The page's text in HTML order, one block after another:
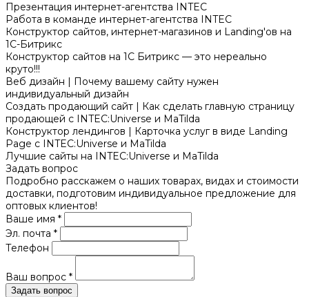
Презентация интернет-агентства INTEC
Работа в команде интернет-агентства INTEC
Конструктор сайтов, интернет-магазинов и Landing'ов на
1С-Битрикс
Конструктор сайтов на 1С Битрикс — это нереально
круто!!!
Веб дизайн | Почему вашему сайту нужен
индивидуальный дизайн
Создать продающий сайт | Как сделать главную страницу
продающей с INTEC:Universe и MaTilda
Конструктор лендингов | Карточка услуг в виде Landing
Page с INTEC:Universe и MaTilda
Лучшие сайты на INTEC:Universe и MaTilda
Задать вопрос
Подробно расскажем о наших товарах, видах и стоимости
доставки, подготовим индивидуальное предложение для
оптовых клиентов!
Ваше имя *
Эл. почта *
Телефон
Ваш вопрос *